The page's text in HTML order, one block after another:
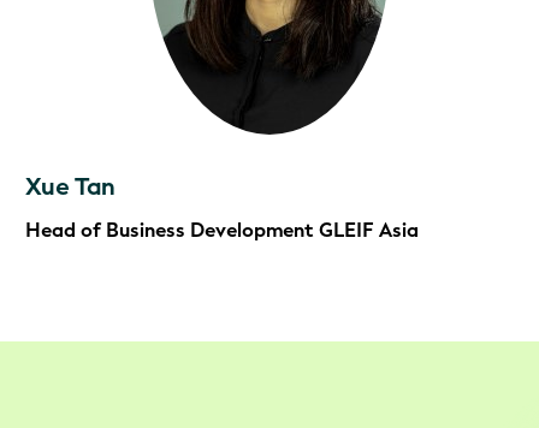
Xue Tan
Head of Business Development GLEIF Asia